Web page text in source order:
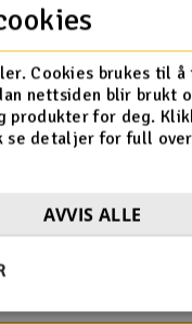
på
Cookies brukes til å
nettsiden blir brukt
produkter for deg.
se detaljer for full
AVVIS ALLE